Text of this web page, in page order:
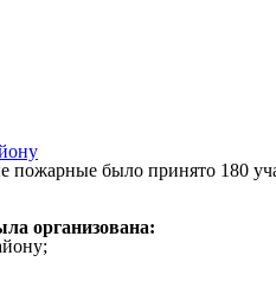
было принято 180
организована: